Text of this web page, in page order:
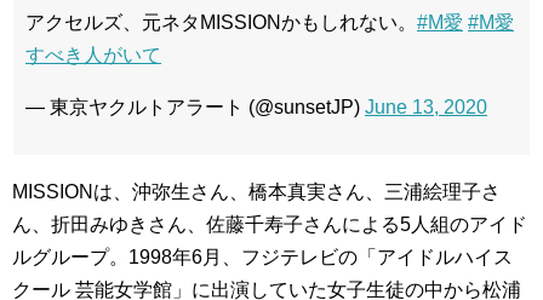
アクセルズ、元ネタMISSIONかもしれない。 #M愛 #M愛
すべき人がいて
— 東京ヤクルトアラート (@sunsetJP) June 13, 2020
MISSIONは、沖弥生さん、橋本真実さん、三浦絵理子さ
ん、折田みゆきさん、佐藤千寿子さんによる5人組のアイド
ルグループ。1998年6月、フジテレビの「アイドルハイス
クール 芸能女学館」に出演していた女子生徒の中から松浦